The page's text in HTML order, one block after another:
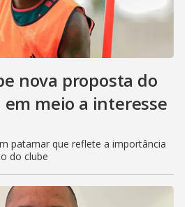
nova proposta do
em meio a interesse
patamar que reflete a importância
do clube